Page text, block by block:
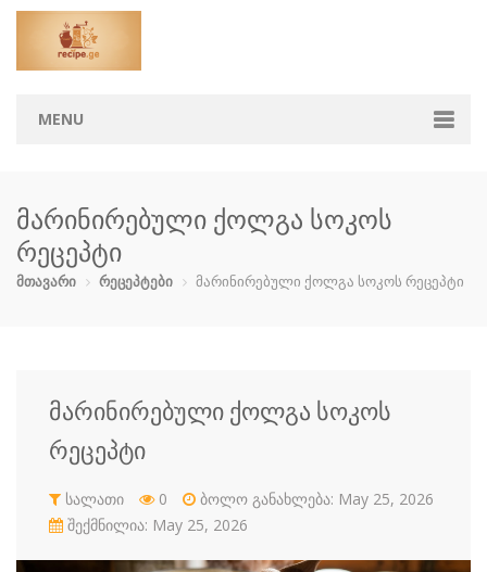
MENU
კატეგორიები
აჯიკა ბავშვებისთ… ბოსტნეული … გარნირი
ნამცხვრები
რძის პროდუ… სალათი სასმელები სოუსი
მარინირებული ქოლგა სოკოს
რეცეპტი
მთავარი რეცეპტები მარინირებული ქოლგა სოკოს რეცეპტი
მარინირებული ქოლგა სოკოს
რეცეპტი
სალათი 0
ბოლო განახლება: May 25, 2026
შექმნილია: May 25, 2026